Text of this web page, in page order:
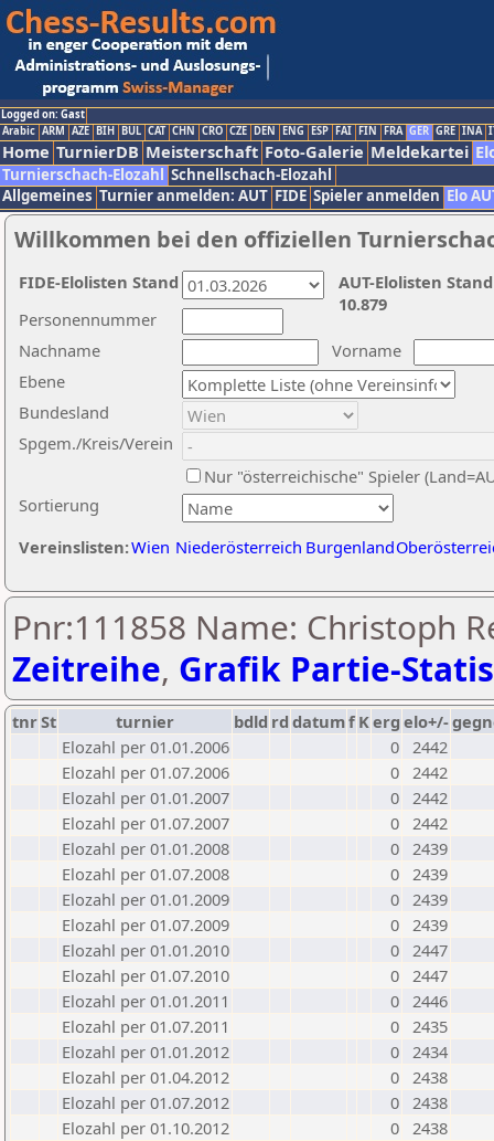
Logged on: Gast
Arabic ARM AZE BIH BUL CAT CHN CRO CZE DEN ENG ESP FAI FIN FRA GER GRE INA
Home TurnierDB Meisterschaft Foto-Galerie Meldekartei
Turnierschach-Elozahl Schnellschach-Elozahl
Allgemeines Turnier anmelden: AUT FIDE Spieler anmelden Elo
Willkommen bei den offiziellen
Nachname
Vorname
Ebene
Sortierung
Personennummer
Bundesland
Spgem./Kreis/Verein
Nur "österreichische" Spieler
Vereinslisten:Wien Niederösterreich Burgenland
AUT-Elolisten
10.879
FIDE-Elolisten Stand
Pnr:111858 Name: Christoph
Zeitreihe, Grafik Partie-
tnrSt turnier bdld rd datumf Kerg elo+/-
Elozahl per 01.01.2006
0 2442
Elozahl per 01.07.2006
0 2442
Elozahl per 01.01.2007
0 2442
Elozahl per 01.07.2007
0 2442
Elozahl per 01.01.2008
0 2439
Elozahl per 01.07.2008
0 2439
Elozahl per 01.01.2009
0 2439
Elozahl per 01.07.2009
0 2439
Elozahl per 01.01.2010
0 2447
Elozahl per 01.07.2010
0 2447
Elozahl per 01.01.2011
0 2446
Elozahl per 01.07.2011
0 2435
Elozahl per 01.01.2012
0 2434
Elozahl per 01.04.2012
0 2438
Elozahl per 01.07.2012
0 2438
Elozahl per 01.10.2012
0 2438